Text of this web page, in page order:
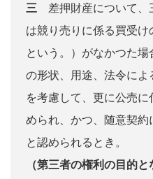
三 差押財産について、
は競り売りに係る買受け
という。）がなかつた
の形状、用途、法令に
を考慮して、更に公売
められ、かつ、随意契
と認められるとき。
（第三者の権利の目的